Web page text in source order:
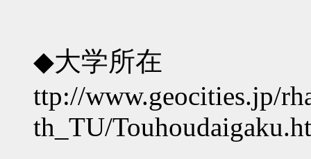
◆大学所在
ttp://www.geocities.jp/
th_TU/